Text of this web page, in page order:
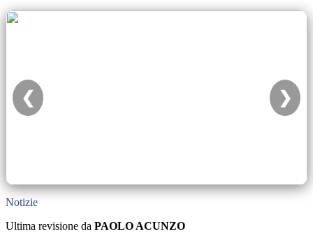
❮ ❯
Notizie
Ultima revisione da PAOLO ACUNZO